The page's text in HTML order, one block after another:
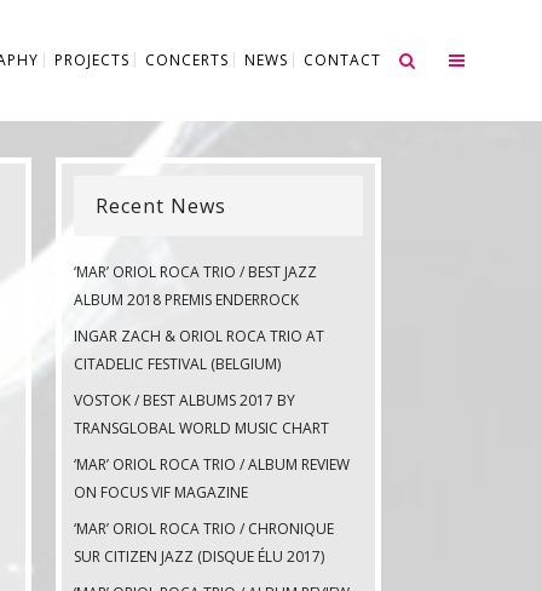
PROJECTS CONCERTS NEWS CONTACT
Recent News
‘MAR’ ORIOL ROCA TRIO / BEST JAZZ
ALBUM 2018 PREMIS ENDERROCK
INGAR ZACH & ORIOL ROCA TRIO AT
CITADELIC FESTIVAL (BELGIUM)
VOSTOK / BEST ALBUMS 2017 BY
TRANSGLOBAL WORLD MUSIC CHART
‘MAR’ ORIOL ROCA TRIO / ALBUM REVIEW
ON FOCUS VIF MAGAZINE
‘MAR’ ORIOL ROCA TRIO / CHRONIQUE
SUR CITIZEN JAZZ (DISQUE ÉLU 2017)